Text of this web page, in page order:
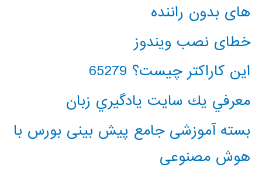
های بدون راننده
خطای نصب ویندوز
این کاراکتر چیست؟ 65279
معرفي يك سايت يادگيري زبان
بسته آموزشی جامع پیش بینی بورس با
هوش مصنوعی